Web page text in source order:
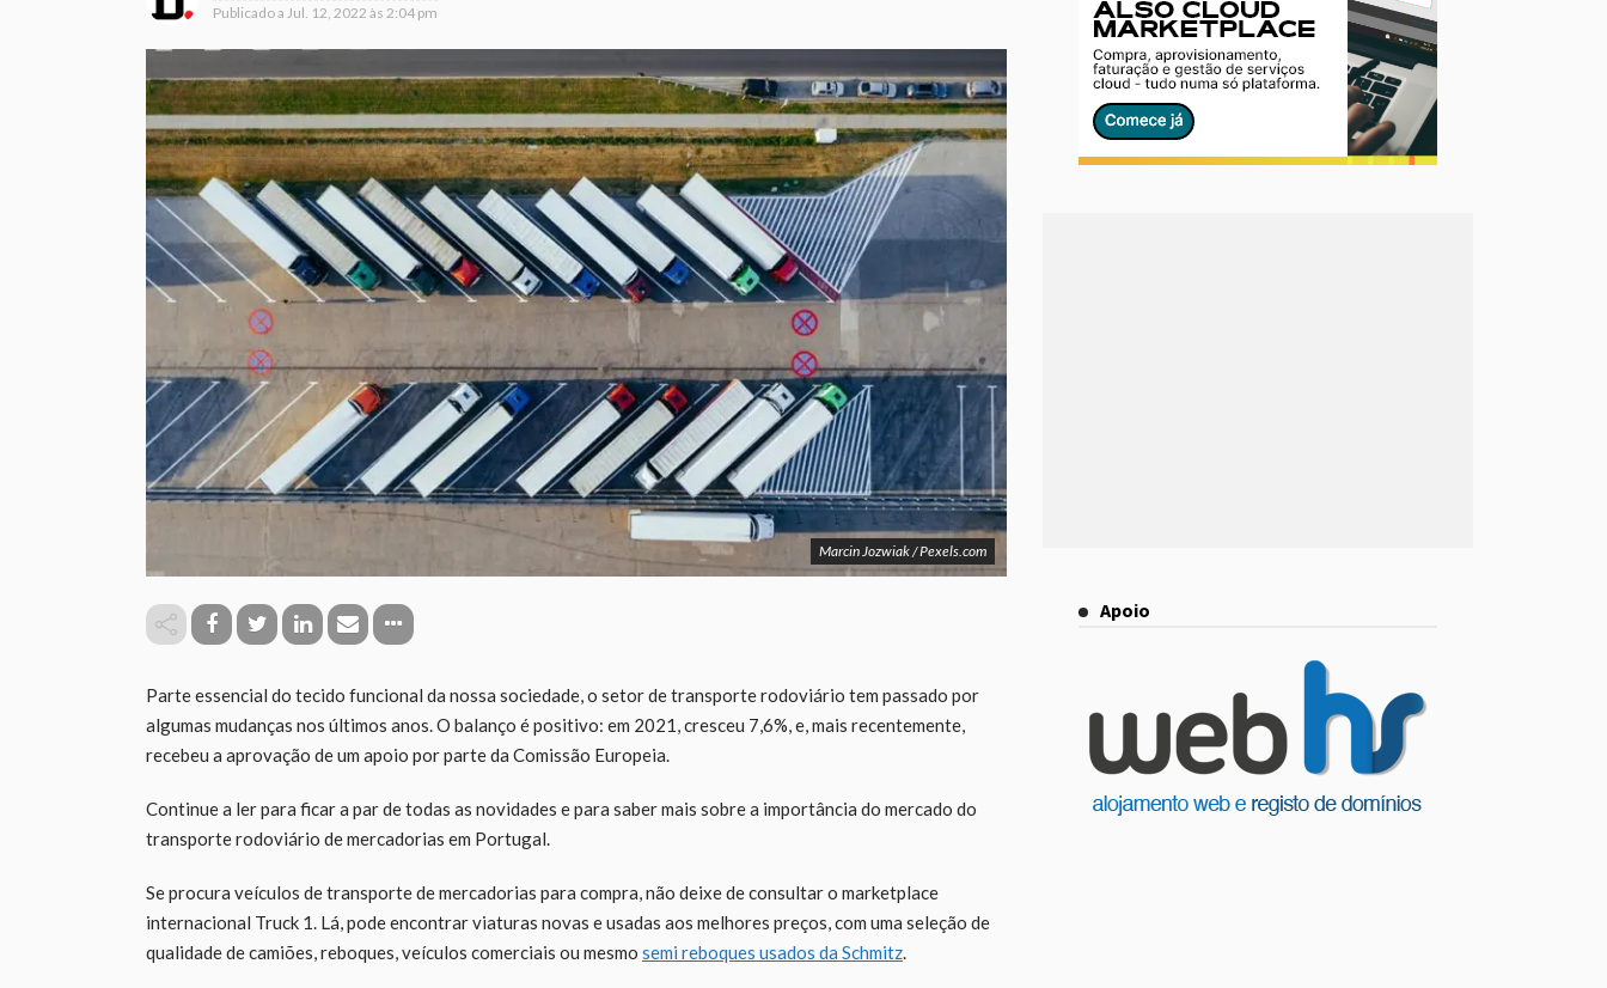
Publicado a Jul. 12, 2022 às 2:04 pm
Marcin Jozwiak / Pexels.com
Parte essencial do tecido funcional da nossa sociedade, o setor de transporte rodoviário tem passado por
algumas mudanças nos últimos anos. O balanço é positivo: em 2021, cresceu 7,6%, e, mais recentemente,
recebeu a aprovação de um apoio por parte da Comissão Europeia.
Continue a ler para ficar a par de todas as novidades e para saber mais sobre a importância do mercado do
transporte rodoviário de mercadorias em Portugal.
Se procura veículos de transporte de mercadorias para compra, não deixe de consultar o marketplace
internacional Truck 1. Lá, pode encontrar viaturas novas e usadas aos melhores preços, com uma seleção de
qualidade de camiões, reboques, veículos comerciais ou mesmo semi reboques usados da Schmitz
Apoio